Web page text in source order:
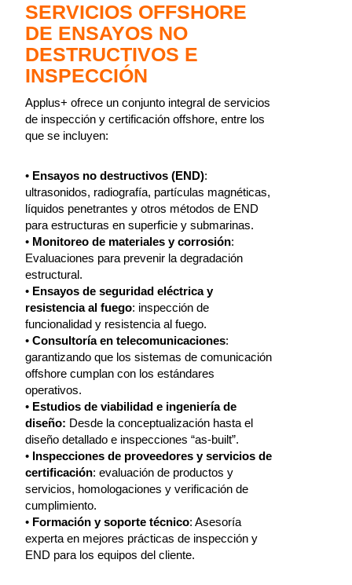
SERVICIOS OFFSHORE
DE ENSAYOS NO
DESTRUCTIVOS E
INSPECCIÓN
Applus+ ofrece un conjunto integral de servicios
de inspección y certificación offshore, entre los
que se incluyen:
• Ensayos no destructivos (END):
ultrasonidos, radiografía, partículas magnéticas,
líquidos penetrantes y otros métodos de END
para estructuras en superficie y submarinas.
• Monitoreo de materiales y corrosión:
Evaluaciones para prevenir la degradación
estructural.
• Ensayos de seguridad eléctrica y
resistencia al fuego: inspección de
funcionalidad y resistencia al fuego.
• Consultoría en telecomunicaciones:
garantizando que los sistemas de comunicación
offshore cumplan con los estándares
operativos.
• Estudios de viabilidad e ingeniería de
diseño: Desde la conceptualización hasta el
diseño detallado e inspecciones “as-built”.
• Inspecciones de proveedores y servicios de
certificación: evaluación de productos y
servicios, homologaciones y verificación de
cumplimiento.
• Formación y soporte técnico: Asesoría
experta en mejores prácticas de inspección y
END para los equipos del cliente.